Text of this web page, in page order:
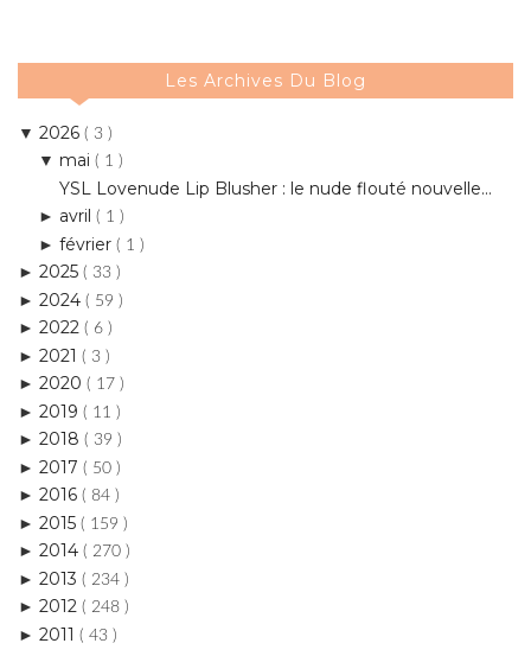
Les Archives Du Blog
▼ 2026 ( 3 )
▼ mai ( 1 )
YSL Lovenude Lip Blusher : le nude flouté nouvelle...
► avril ( 1 )
► février ( 1 )
► 2025 ( 33 )
► 2024 ( 59 )
► 2022 ( 6 )
► 2021 ( 3 )
► 2020 ( 17 )
► 2019 ( 11 )
► 2018 ( 39 )
► 2017 ( 50 )
► 2016 ( 84 )
► 2015 ( 159 )
► 2014 ( 270 )
► 2013 ( 234 )
► 2012 ( 248 )
► 2011 ( 43 )